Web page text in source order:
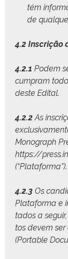
tém
de
4.2 Inscrição
4.2.1 Podem
cumpram
deste Edital.
4.2.2As
Mono­graph
https://
(“Platafor­ma”).
4.2.3 Os
Platafor­ma e
ta­dos a
tos devem
(Portable